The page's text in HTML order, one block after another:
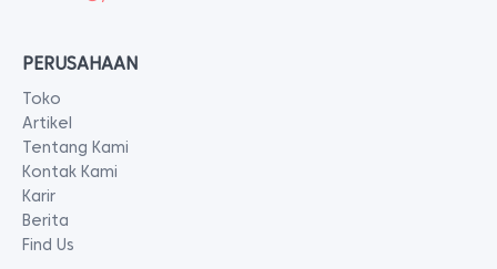
PERUSAHAAN
Toko
Artikel
Tentang Kami
Kontak Kami
Karir
Berita
Find Us